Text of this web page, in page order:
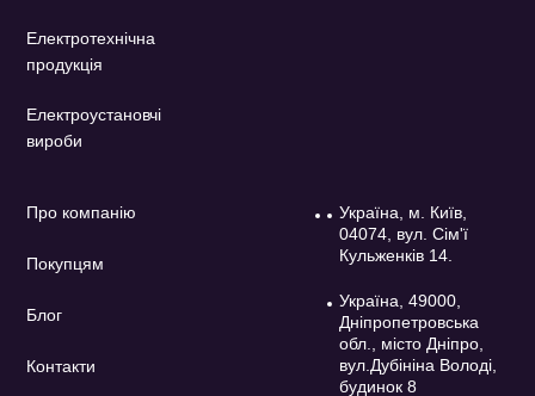
Електротехнічна
продукція
Електроустановчі
вироби
Про компанію
Покупцям
Блог
Контакти
Україна, м. Київ,
04074, вул. Сім'ї
Кульженків 14.
Україна, 49000,
Дніпропетровська
обл., місто Дніпро,
вул.Дубініна Володі,
будинок 8